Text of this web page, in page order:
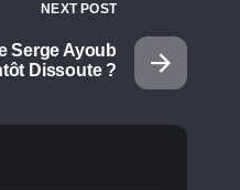
NEXT POST
Serge Ayoub
Dissoute ?